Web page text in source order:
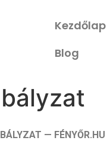
Kezdőlap
Blog
— FÉNYŐR.HU